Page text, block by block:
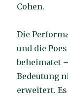
Cohen.
Die
und die
beheimatet
Bedeutung
erweitert.